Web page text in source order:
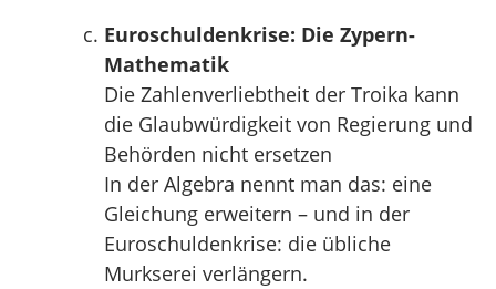
Euroschuldenkrise: Die Zypern-
Mathematik
Die Zahlenverliebtheit der Troika kann
die Glaubwürdigkeit von Regierung und
Behörden nicht ersetzen
In der Algebra nennt man das: eine
Gleichung erweitern – und in der
Euroschuldenkrise: die übliche
Murkserei verlängern.